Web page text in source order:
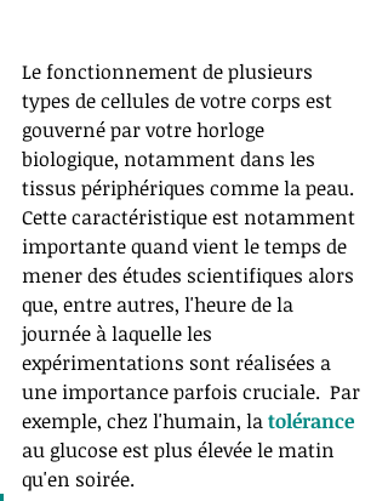
Le fonctionnement de plusieurs
types de cellules de votre corps est
gouverné par votre horloge
biologique, notamment dans les
tissus périphériques comme la peau.
Cette caractéristique est notamment
importante quand vient le temps de
mener des études scientifiques alors
que, entre autres, l'heure de la
journée à laquelle les
expérimentations sont réalisées a
une importance parfois cruciale.  Par
exemple, chez l'humain, la tolérance
au glucose est plus élevée le matin
qu'en soirée.